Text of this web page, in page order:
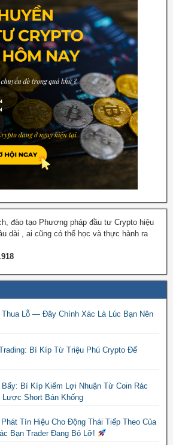
đào tạo Phương pháp đầu tư Crypto hiệu
dài , ai cũng có thể học và thực hành ra
Lỗ — Đây Chính Xác Là Lúc Bạn Nên
Bí Kíp Từ Triệu Phú Crypto Để
Bẩy: Bí Kíp Kiếm Lợi Nhuận Từ Coin Rác
Lược Short Bán Khống
Tín Hiệu Cho Động Thái Tiếp Theo Của
Bạn Trader Đang Bỏ Lỡ!